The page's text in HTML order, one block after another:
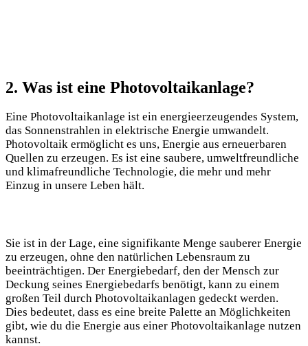
2. Was ist‍ eine Photovoltaikanlage?
Eine Photovoltaikanlage ist ein energieerzeugendes System,
das Sonnenstrahlen⁤ in elektrische‍ Energie umwandelt.
Photovoltaik⁤ ermöglicht es uns,​ Energie aus erneuerbaren
Quellen zu erzeugen.⁢ Es ist eine saubere, umweltfreundliche
und⁢ klimafreundliche Technologie, die mehr​ und mehr
Einzug in unsere Leben hält.
Sie ist in der Lage, eine signifikante Menge ‌sauberer Energie
zu erzeugen, ohne den natürlichen Lebensraum zu‍
beeinträchtigen. Der Energiebedarf, den der‍ Mensch⁢ zur
Deckung seines Energiebedarfs benötigt, kann zu einem
großen Teil durch Photovoltaikanlagen gedeckt werden.
Dies bedeutet, dass es⁣ eine⁢ breite‍ Palette an Möglichkeiten
gibt, ‍wie du ⁢die Energie aus ‍einer Photovoltaikanlage nutzen⁢
kannst.